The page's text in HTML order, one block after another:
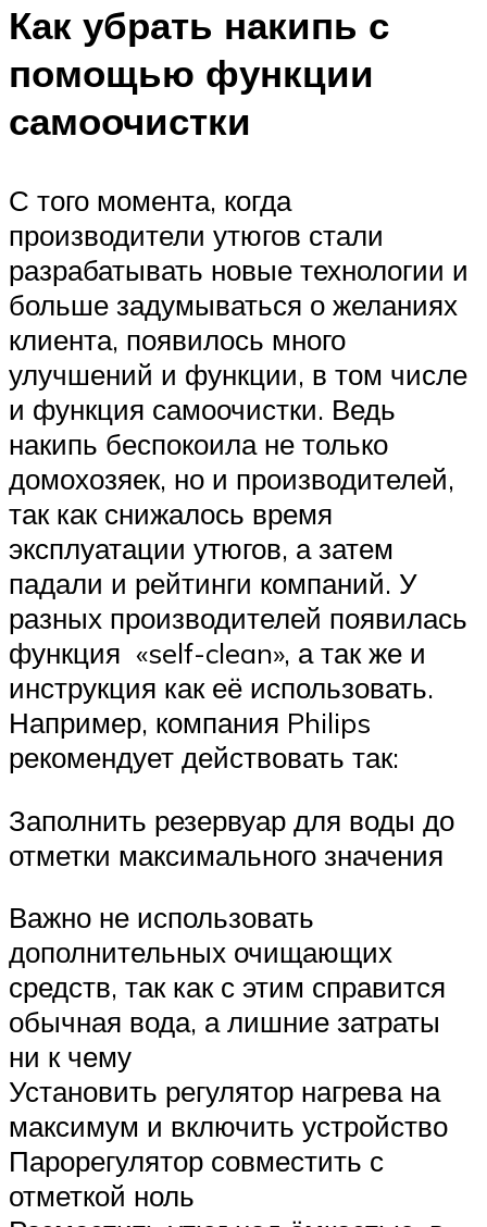
Как убрать накипь с
помощью функции
самоочистки
С того момента, когда
производители утюгов стали
разрабатывать новые технологии и
больше задумываться о желаниях
клиента, появилось много
улучшений и функции, в том числе
и функция самоочистки. Ведь
накипь беспокоила не только
домохозяек, но и производителей,
так как снижалось время
эксплуатации утюгов, а затем
падали и рейтинги компаний. У
разных производителей появилась
функция «self-clean», а так же и
инструкция как её использовать.
Например, компания Philips
рекомендует действовать так:
Заполнить резервуар для воды до
отметки максимального значения
Важно не использовать
дополнительных очищающих
средств, так как с этим справится
обычная вода, а лишние затраты
ни к чему
Установить регулятор нагрева на
максимум и включить устройство
Парорегулятор совместить с
отметкой ноль